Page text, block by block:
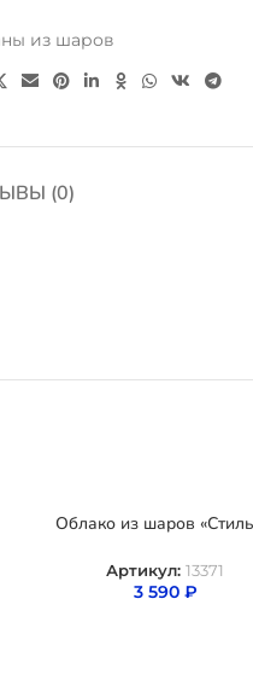
из шаров
(0)
Облако из шаров
Артикул: 13371
3 590 ₽